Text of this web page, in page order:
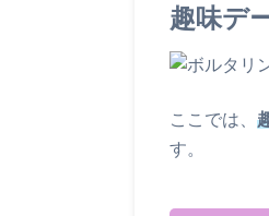
趣味デ
ここでは、
す。